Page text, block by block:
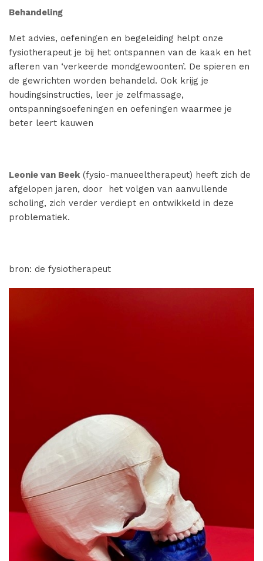
Behandeling
Met advies, oefeningen en begeleiding helpt onze
fysiotherapeut je bij het ontspannen van de kaak en het
afleren van ‘verkeerde mondgewoonten’. De spieren en
de gewrichten worden behandeld. Ook krijg je
houdingsinstructies, leer je zelfmassage,
ontspanningsoefeningen en oefeningen waarmee je
beter leert kauwen
Leonie van Beek (fysio-manueeltherapeut) heeft zich de
afgelopen jaren, door het volgen van aanvullende
scholing, zich verder verdiept en ontwikkeld in deze
problematiek.
bron: de fysiotherapeut